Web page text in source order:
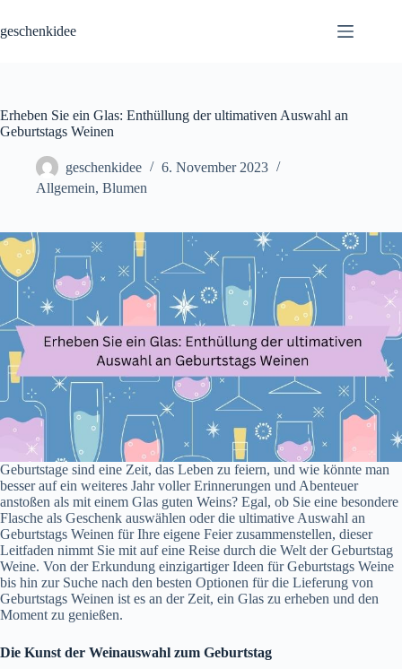
content
geschenkidee
Erheben Sie ein Glas: Enthüllung der ultimativen Auswahl an
Geburtstags Weinen
geschenkidee
6. November 2023
Allgemein, Blumen
Geburtstage sind eine Zeit, das Leben zu feiern, und wie könnte man
besser auf ein weiteres Jahr voller Erinnerungen und Abenteuer
anstoßen als mit einem Glas guten Weins? Egal, ob Sie eine besondere
Flasche als Geschenk auswählen oder die ultimative Auswahl an
Geburtstags Weinen für Ihre eigene Feier zusammenstellen, dieser
Leitfaden nimmt Sie mit auf eine Reise durch die Welt der Geburtstag
Weine. Von der Erkundung einzigartiger Ideen für Geburtstags Weine
bis hin zur Suche nach den besten Optionen für die Lieferung von
Geburtstags Weinen ist es an der Zeit, ein Glas zu erheben und den
Moment zu genießen.
Die Kunst der Weinauswahl zum Geburtstag